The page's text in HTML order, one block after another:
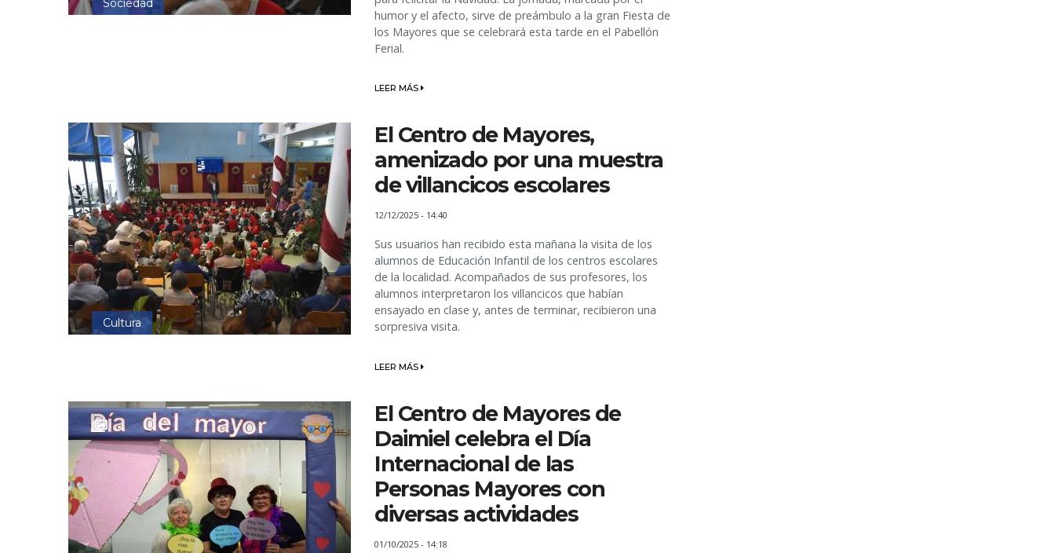
Sociedad
humor y el afecto, sirve de preámbulo a la gran Fiesta de
los Mayores que se celebrará esta tarde en el Pabellón
Ferial.
LEER MÁS
Cultura
El Centro de Mayores,
amenizado por una muestra
de villancicos escolares
12/12/2025 - 14:40
Sus usuarios han recibido esta mañana la visita de los
alumnos de Educación Infantil de los centros escolares
de la localidad. Acompañados de sus profesores, los
alumnos interpretaron los villancicos que habían
ensayado en clase y, antes de terminar, recibieron una
sorpresiva visita.
LEER MÁS
El Centro de Mayores de
Daimiel celebra el Día
Internacional de las
Personas Mayores con
diversas actividades
01/10/2025 - 14:18